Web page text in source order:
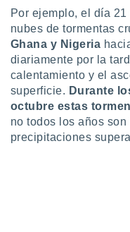
u
datos
momento
en
en
en
Por ejemplo, el día
nubes de tormentas
Ghana y Nigeria
diariamente por la
calentamiento y el
superficie. Durante
octubre estas
no todos los años
precipitaciones